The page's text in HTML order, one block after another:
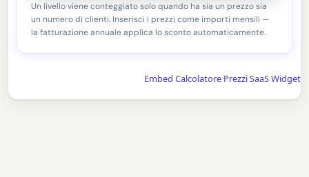
Un livello viene conteggiato solo quando ha sia un prezzo sia
un numero di clienti. Inserisci i prezzi come importi mensili —
la fatturazione annuale applica lo sconto automaticamente.
Embed Calcolatore Prezzi SaaS Widget